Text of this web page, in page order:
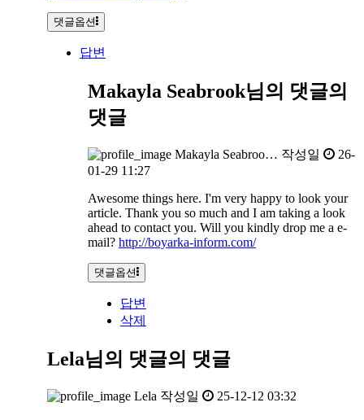
댓글옵션
답변
Makayla Seabrook님의 댓글의
댓글
Makayla Seabroo… 작성일
26-
01-29 11:27
Awesome things here. I'm very happy to look your
article. Thank you so much and I am taking a look
ahead to contact you. Will you kindly drop me a e-
mail? http://boyarka-inform.com/
댓글옵션
답변
삭제
Lela님의 댓글의 댓글
Lela 작성일 25-12-12 03:32